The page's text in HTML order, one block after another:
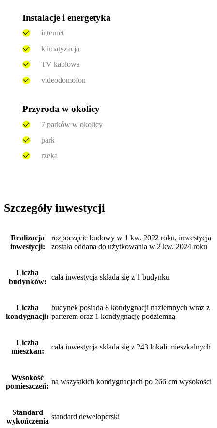
Instalacje i energetyka
internet
klimatyzacja
TV kablowa
videodomofon
Przyroda w okolicy
7 parków w okolicy
park
rzeka
Szczegóły inwestycji
Realizacja
inwestycji:
rozpoczęcie budowy w 1 kw. 2022 roku, inwestycja
została oddana do użytkowania w 2 kw. 2024 roku
Liczba
budynków:
cała inwestycja składa się z 1 budynku
Liczba
kondygnacji:
budynek posiada 8 kondygnacji naziemnych wraz z
parterem oraz 1 kondygnację podziemną
Liczba
mieszkań:
cała inwestycja składa się z 243 lokali mieszkalnych
Wysokość
pomieszczeń:
na wszystkich kondygnacjach po 266 cm wysokości
Standard
wykończenia
standard deweloperski